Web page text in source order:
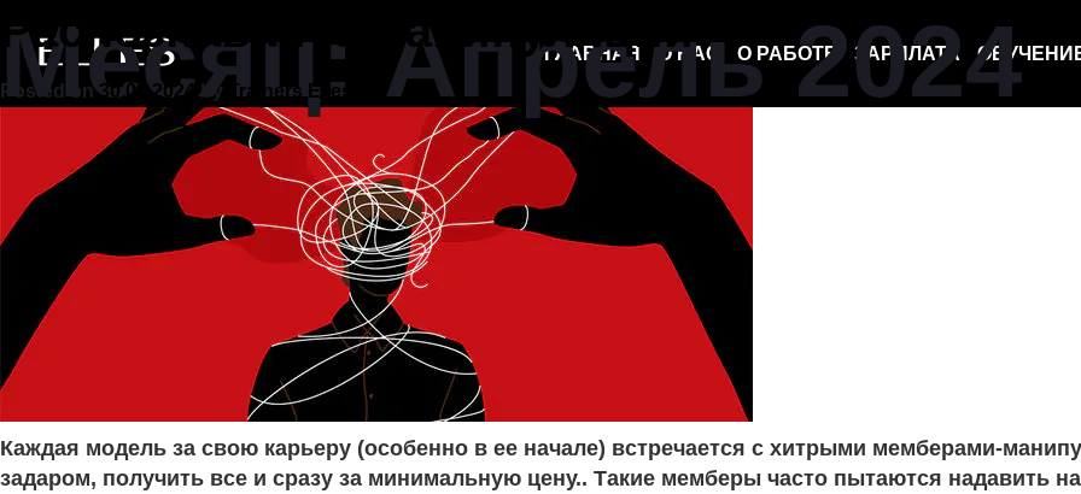
to
content
ГЛАВНАЯ О НАС О РАБОТЕ ЗАРПЛАТА
Месяц: Апрель 2024
Распознавайте манипуляции
Posted on30.04.2024 by Trainers Elles
Каждая модель за свою карьеру (особенно в ее начале) встречается с хитрыми мемберами-
задаром, получить все и сразу за минимальную цену.. Такие мемберы часто пытаются надавить